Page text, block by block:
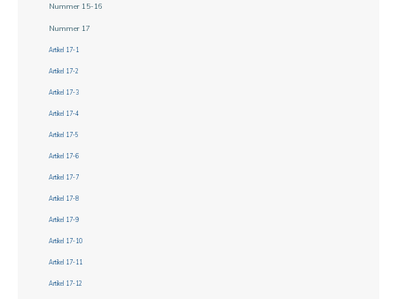
Nummer 15-16
Nummer 17
Artikel 17-1
Artikel 17-2
Artikel 17-3
Artikel 17-4
Artikel 17-5
Artikel 17-6
Artikel 17-7
Artikel 17-8
Artikel 17-9
Artikel 17-10
Artikel 17-11
Artikel 17-12